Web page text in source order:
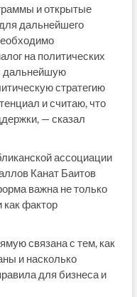
и открытые
дальнейшего
на политических
дальнейшую
стратегию
и считаю, что
— сказал
ассоциации
Канат Баитов
важна не только
как фактор
связана с тем, как
и насколько
для бизнеса и